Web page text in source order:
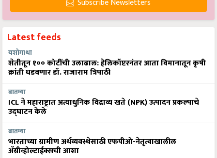
Latest feeds
यशोगाथा
शेतीतून १०० कोटींची उलाढाल: हेलिकॉप्टरनंतर आता विमानातून कृषी
क्रांती घडवणार डॉ. राजाराम त्रिपाठी
बातम्या
ICL ने महाराष्ट्रात अत्याधुनिक विद्राव्य खते (NPK) उत्पादन प्रकल्पाचे
उद्घाटन केले
बातम्या
भारताच्या ग्रामीण अर्थव्यवस्थेसाठी एफपीओ-नेतृत्वाखालील
अ‍ॅग्रीव्होल्टाईक्सची आशा